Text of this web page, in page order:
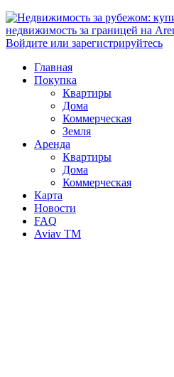
Войдите или зарегистрируйтесь
Главная
Покупка
Квартиры
Дома
Коммерческая
Земля
Аренда
Квартиры
Дома
Коммерческая
Карта
Новости
FAQ
Aviav TM